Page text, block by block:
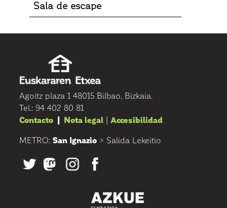
Sala de escape
Agoitz plaza 1 48015 Bilbao, Bizkaia.
Tel.: 94 402 80 81
Contacto | Nota legal | Accesibilidad
METRO: San Ignazio > Salida Lekeitio